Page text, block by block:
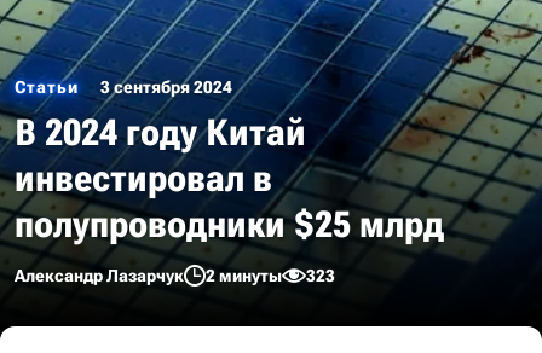
Статьи 3 сентября 2024
В 2024 году Китай
инвестировал в
полупроводники $25 млрд
Александр Лазарчук 2 минуты 323